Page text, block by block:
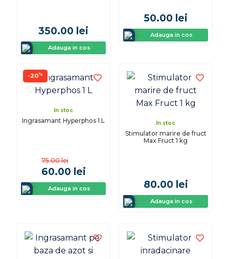
350.00 lei
Adauga in cos
50.00 lei
Adauga in cos
-20%
In stoc
Ingrasamant Hyperphos 1 L
75.00 lei
60.00 lei
Adauga in cos
In stoc
Stimulator marire de fruct
Max Fruct 1 kg
80.00 lei
Adauga in cos